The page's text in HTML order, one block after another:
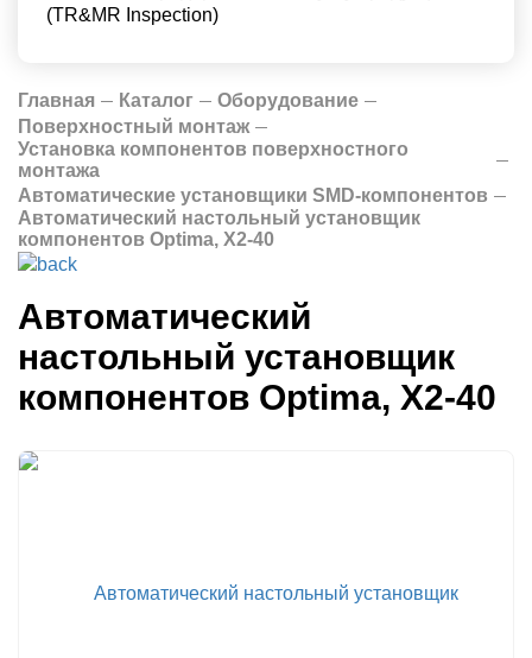
(TR&MR Inspection)
Главная Каталог
Оборудование
Поверхностный монтаж
Установка компонентов поверхностного
монтажа
Автоматические установщики SMD-компонентов
Автоматический настольный установщик
компонентов Optima, X2-40
Автоматический
настольный установщик
компонентов Optima, X2-40